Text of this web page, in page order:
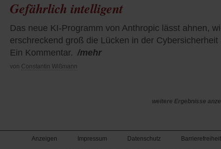
Gefährlich intelligent
Das neue KI-Programm von Anthropic lässt ahnen,
erschreckend groß die Lücken in der Cybersicherheit
Ein Kommentar. /mehr
von Constantin Wißmann
weitere Ergebnisse
Anzeigen Impressum Datenschutz
Barrierefreiheit